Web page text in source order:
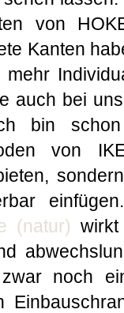
von
Kanten
auch bei
bin
von
(natur)
noch